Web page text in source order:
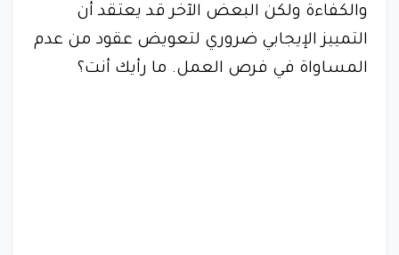
والكفاءة ولكن البعض الآخر قد يعتقد أن
التمييز الإيجابي ضروري لتعويض عقود من عدم
المساواة في فرص العمل. ما رأيك أنت؟